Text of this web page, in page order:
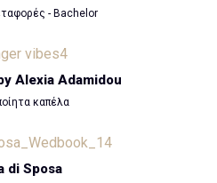
- Bachelor
Alexia Adamidou
καπέλα
di Sposa